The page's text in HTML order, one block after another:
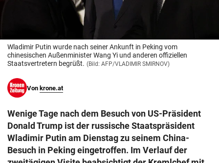
© Krone Multimedia GmbH & Co KG 2026
Muthgasse 2, 1190 Wien
Wladimir Putin wurde nach seiner Ankunft in Peking vom
chinesischen Außenminister Wang Yi und anderen offiziellen
Staatsvertretern begrüßt. (Bild: AFP/VLADIMIR SMIRNOV)
Von krone.at
Wenige Tage nach dem Besuch von US-Präsident
Donald Trump ist der russische Staatspräsident
Wladimir Putin am Dienstag zu seinem China-
Besuch in Peking eingetroffen. Im Verlauf der